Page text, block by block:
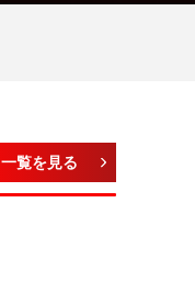
一覧を見る